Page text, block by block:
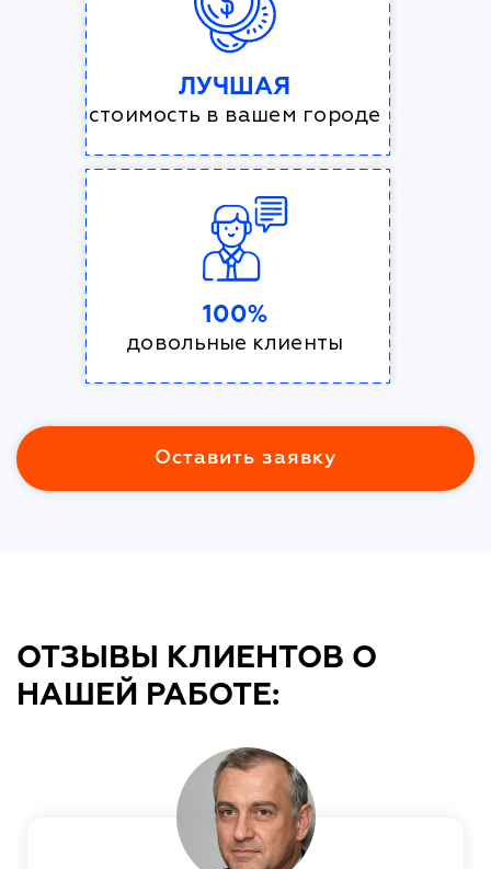
ЛУЧШАЯ
стоимость в вашем городе
100%
довольные клиенты
Оставить заявку
ОТЗЫВЫ КЛИЕНТОВ О
НАШЕЙ РАБОТЕ: